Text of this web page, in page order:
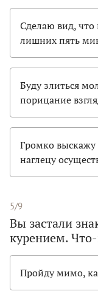
Сделаю вид, что
лишних пять
Буду злиться
порицание
Громко
наглецу
5/9
Вы застали
курением.
Пройду мимо,